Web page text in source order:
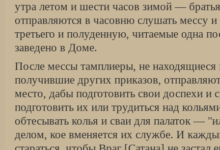
утра летом и шести часов зимой —
отправляются в часовню слушать мессу и
третьего и полуденную, читаемые одна
заведено в Доме.
После мессы тамплиеры, не находящиеся
получившие других приказов,
место, дабы подготовить свои доспехи и
подготовить их или трудиться над
обтесывать колья и сваи для палаток —
делом, кое вменяется их службе. И